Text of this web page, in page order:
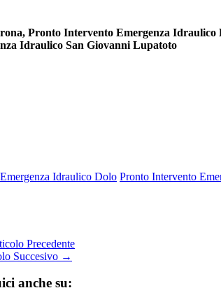
Pronto Intervento Emergenza
Idraulico San Giovanni Lupatoto
Idraulico Dolo Pronto Intervento
Precedente
Succesivo →
anche su: